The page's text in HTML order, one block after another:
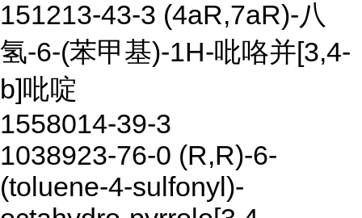
151213-43-3 (4aR,7aR)-八
氢-6-(苯甲基)-1H-吡咯并[3,4-
b]吡啶
1558014-39-3
1038923-76-0 (R,R)-6-
(toluene-4-sulfonyl)-